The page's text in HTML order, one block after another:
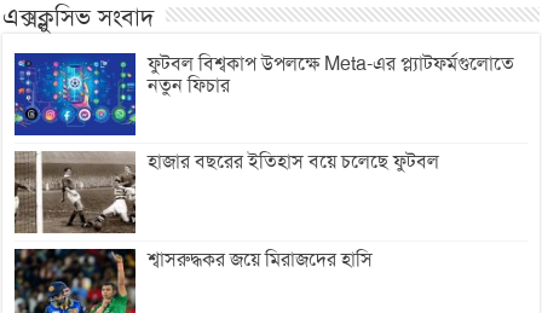
এক্সক্লুসিভ সংবাদ
ফুটবল বিশ্বকাপ উপলক্ষে Meta-এর প্ল্যাটফর্মগুলোতে
নতুন ফিচার
হাজার বছরের ইতিহাস বয়ে চলেছে ফুটবল
শ্বাসরুদ্ধকর জয়ে মিরাজদের হাসি